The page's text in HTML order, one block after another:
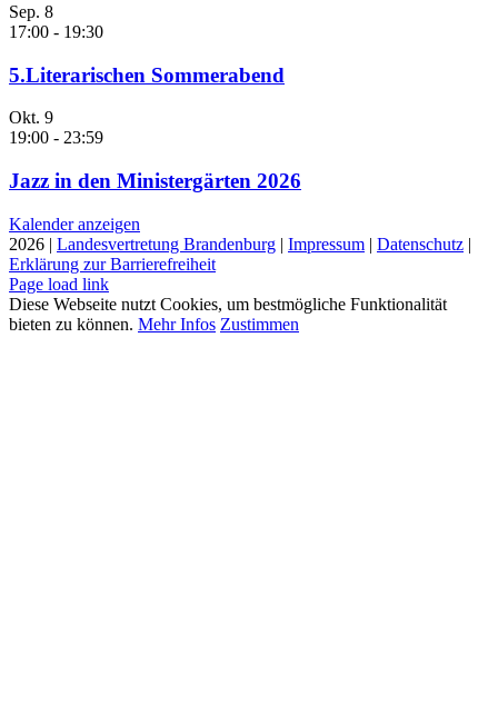
Sep. 8
17:00 - 19:30
5.Literarischen Sommerabend
Okt. 9
19:00 - 23:59
Jazz in den Ministergärten 2026
Kalender anzeigen
2026 | Landesvertretung Brandenburg | Impressum | Datenschutz |
Erklärung zur Barrierefreiheit
Page load link
Diese Webseite nutzt Cookies, um bestmögliche Funktionalität
bieten zu können. Mehr Infos Zustimmen